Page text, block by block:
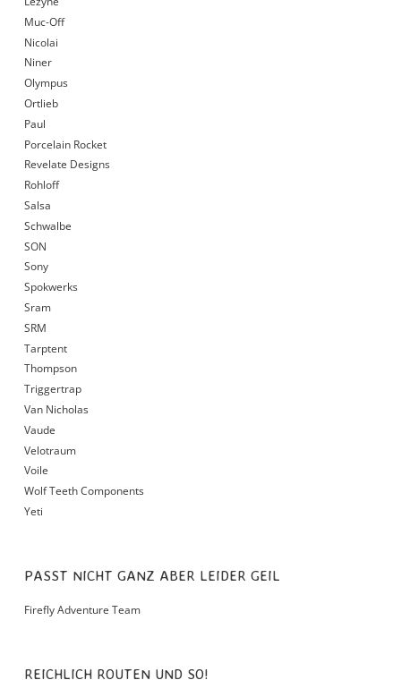
Muc-Off
Nicolai
Niner
Olympus
Ortlieb
Paul
Porcelain Rocket
Revelate Designs
Rohloff
Salsa
Schwalbe
SON
Sony
Spokwerks
Sram
SRM
Tarptent
Thompson
Triggertrap
Van Nicholas
Vaude
Velotraum
Voile
Wolf Teeth Components
Yeti
PASST NICHT GANZ ABER LEIDER GEIL
Firefly Adventure Team
REICHLICH ROUTEN UND SO!